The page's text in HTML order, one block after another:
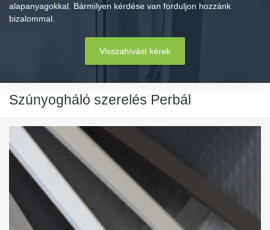
alapanyagokkal. Bármilyen kérdése van forduljon hozzánk
bizalommal.
Visszahívást kérek
Szúnyogháló szerelés Perbál